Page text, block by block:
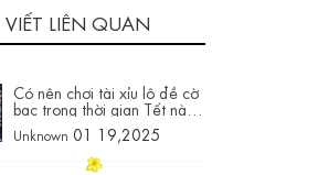
VIẾT LIÊN QUAN
Có nên chơi tài xỉu lô đề cờ
bạc trong thời gian Tết này
không trên hay88003.com
Unknown 01 19,2025